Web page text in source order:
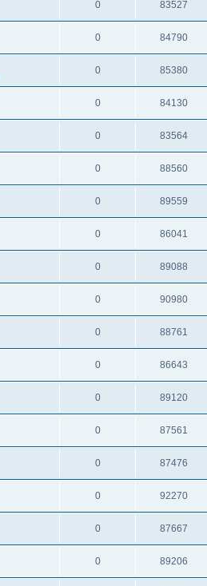
0 83527
0 84790
0 85380
0 84130
0 83564
0 88560
0 89559
0 86041
0 89088
0 90980
0 88761
0 86643
0 89120
0 87561
0 87476
0 92270
0 87667
0 89206